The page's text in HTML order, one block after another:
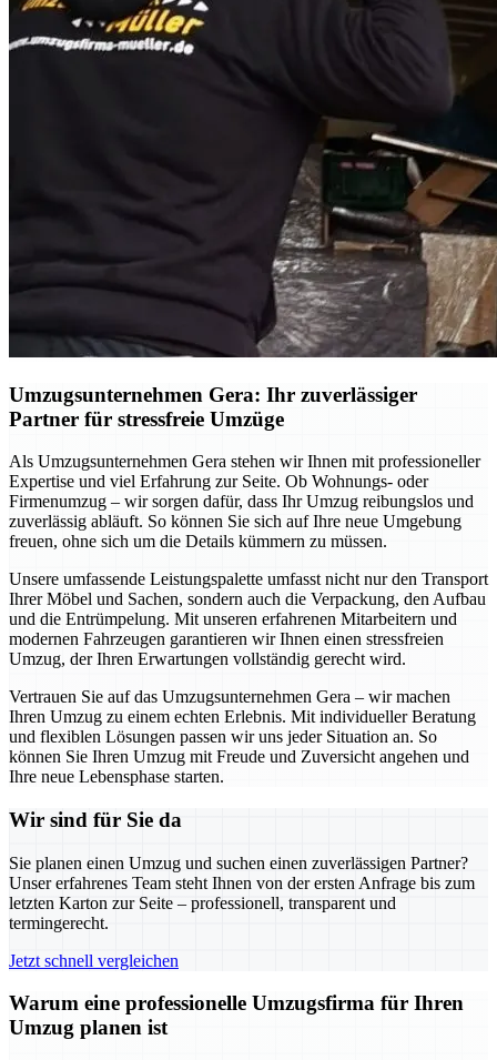
Umzugsunternehmen Gera: Ihr zuverlässiger
Partner für stressfreie Umzüge
Als Umzugsunternehmen Gera stehen wir Ihnen mit professioneller
Expertise und viel Erfahrung zur Seite. Ob Wohnungs- oder
Firmenumzug – wir sorgen dafür, dass Ihr Umzug reibungslos und
zuverlässig abläuft. So können Sie sich auf Ihre neue Umgebung
freuen, ohne sich um die Details kümmern zu müssen.
Unsere umfassende Leistungspalette umfasst nicht nur den Transport
Ihrer Möbel und Sachen, sondern auch die Verpackung, den Aufbau
und die Entrümpelung. Mit unseren erfahrenen Mitarbeitern und
modernen Fahrzeugen garantieren wir Ihnen einen stressfreien
Umzug, der Ihren Erwartungen vollständig gerecht wird.
Vertrauen Sie auf das Umzugsunternehmen Gera – wir machen
Ihren Umzug zu einem echten Erlebnis. Mit individueller Beratung
und flexiblen Lösungen passen wir uns jeder Situation an. So
können Sie Ihren Umzug mit Freude und Zuversicht angehen und
Ihre neue Lebensphase starten.
Wir sind für Sie da
Sie planen einen Umzug und suchen einen zuverlässigen Partner?
Unser erfahrenes Team steht Ihnen von der ersten Anfrage bis zum
letzten Karton zur Seite – professionell, transparent und
termingerecht.
Jetzt schnell vergleichen
Warum eine professionelle Umzugsfirma für Ihren
Umzug planen ist